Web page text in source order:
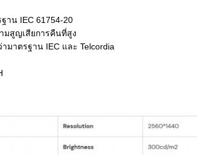
าน IEC 61754-20
มสูญเสียการคืนที่สูง
าตรฐาน IEC และ Telcordia